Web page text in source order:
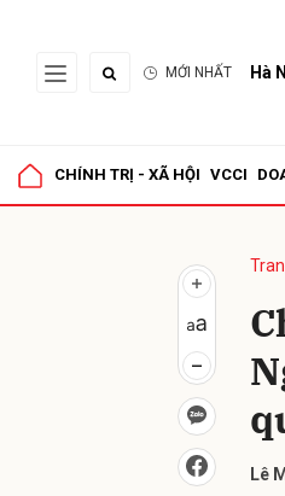
MỚI NHẤT Hà
CHÍNH TRỊ - XÃ HỘI VCCI
Lê